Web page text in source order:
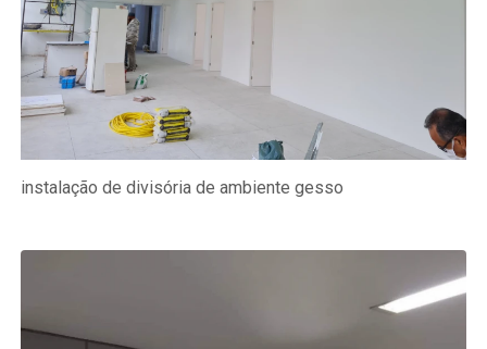
instalação de divisória de ambiente gesso